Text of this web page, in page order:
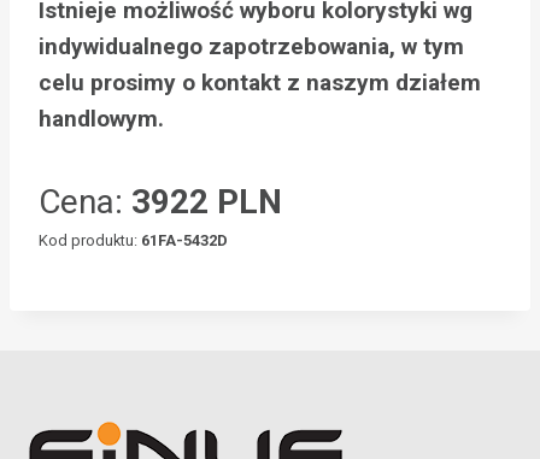
Istnieje możliwość wyboru kolorystyki wg
indywidualnego zapotrzebowania, w tym
celu prosimy o kontakt z naszym działem
handlowym.
Cena: 3922 PLN
Kod produktu: 61FA-5432D